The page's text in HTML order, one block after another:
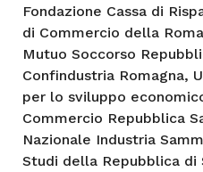
Fondazione Cassa di
di Commercio della
Mutuo Soccorso
Confindustria Romagna,
per lo sviluppo
Commercio Repubblica
Nazionale Industria
Studi della Repubblica di